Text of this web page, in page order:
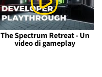
The Spectrum Retreat - Un
video di gameplay